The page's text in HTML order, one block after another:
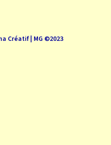
Créatif | MG ©2023